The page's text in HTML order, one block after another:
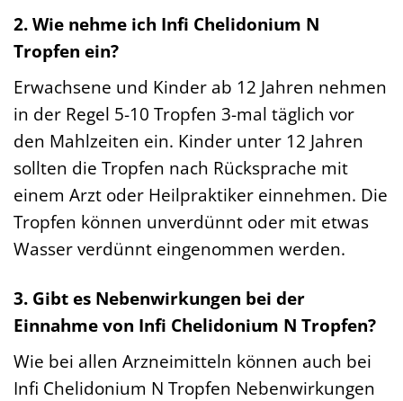
2. Wie nehme ich Infi Chelidonium N
Tropfen ein?
Erwachsene und Kinder ab 12 Jahren nehmen
in der Regel 5-10 Tropfen 3-mal täglich vor
den Mahlzeiten ein. Kinder unter 12 Jahren
sollten die Tropfen nach Rücksprache mit
einem Arzt oder Heilpraktiker einnehmen. Die
Tropfen können unverdünnt oder mit etwas
Wasser verdünnt eingenommen werden.
3. Gibt es Nebenwirkungen bei der
Einnahme von Infi Chelidonium N Tropfen?
Wie bei allen Arzneimitteln können auch bei
Infi Chelidonium N Tropfen Nebenwirkungen